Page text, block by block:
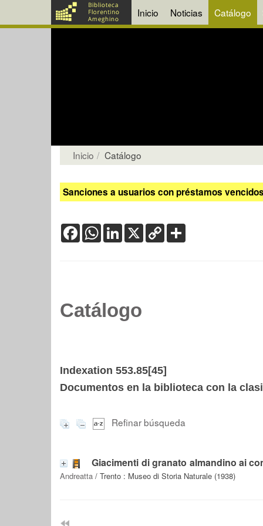
Inicio Noticias Catálogo
Inicio Catálogo
Sanciones a usuarios con préstamos
FacebookWhatsApp
LinkedIn
X Copy
Link
Catálogo
Indexation 553.85[45]
Documentos en la biblioteca con la
Refinar búsqueda
Giacimenti di granato almandino ai
Andreatta / Trento : Museo di Storia Naturale (1938)